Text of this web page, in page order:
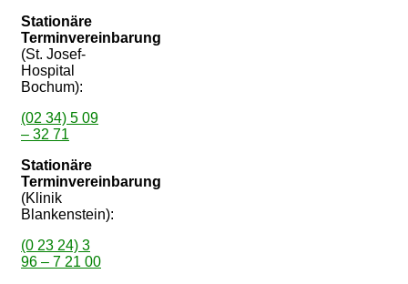
Stationäre
Terminvereinbarung
(St. Josef-
Hospital
Bochum):
(02 34) 5 09
– 32 71
Stationäre
Terminvereinbarung
(Klinik
Blankenstein):
(0 23 24) 3
96 – 7 21 00